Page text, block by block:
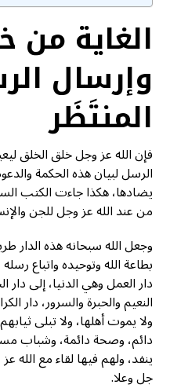
الغاية من
وإرسال
المنتَظَر
فإن الله عز وجل خلق الخلق
الرسل لبيان هذه الحكمة
يضادها، هكذا جاءت الكتب
من عند الله عز وجل للجن
وجعل الله سبحانه هذه الدار
بطاعة الله وتوحيده واتباع
دار العمل وهي الدنيا، إلى دار
النعيم والحبرة والسرور، دار
ولا يموت أهلها، ولا تبلى
دائم، وصحة دائمة، وشباب
ينفد، ولهم فيها لقاء مع الله
جل وعلا.